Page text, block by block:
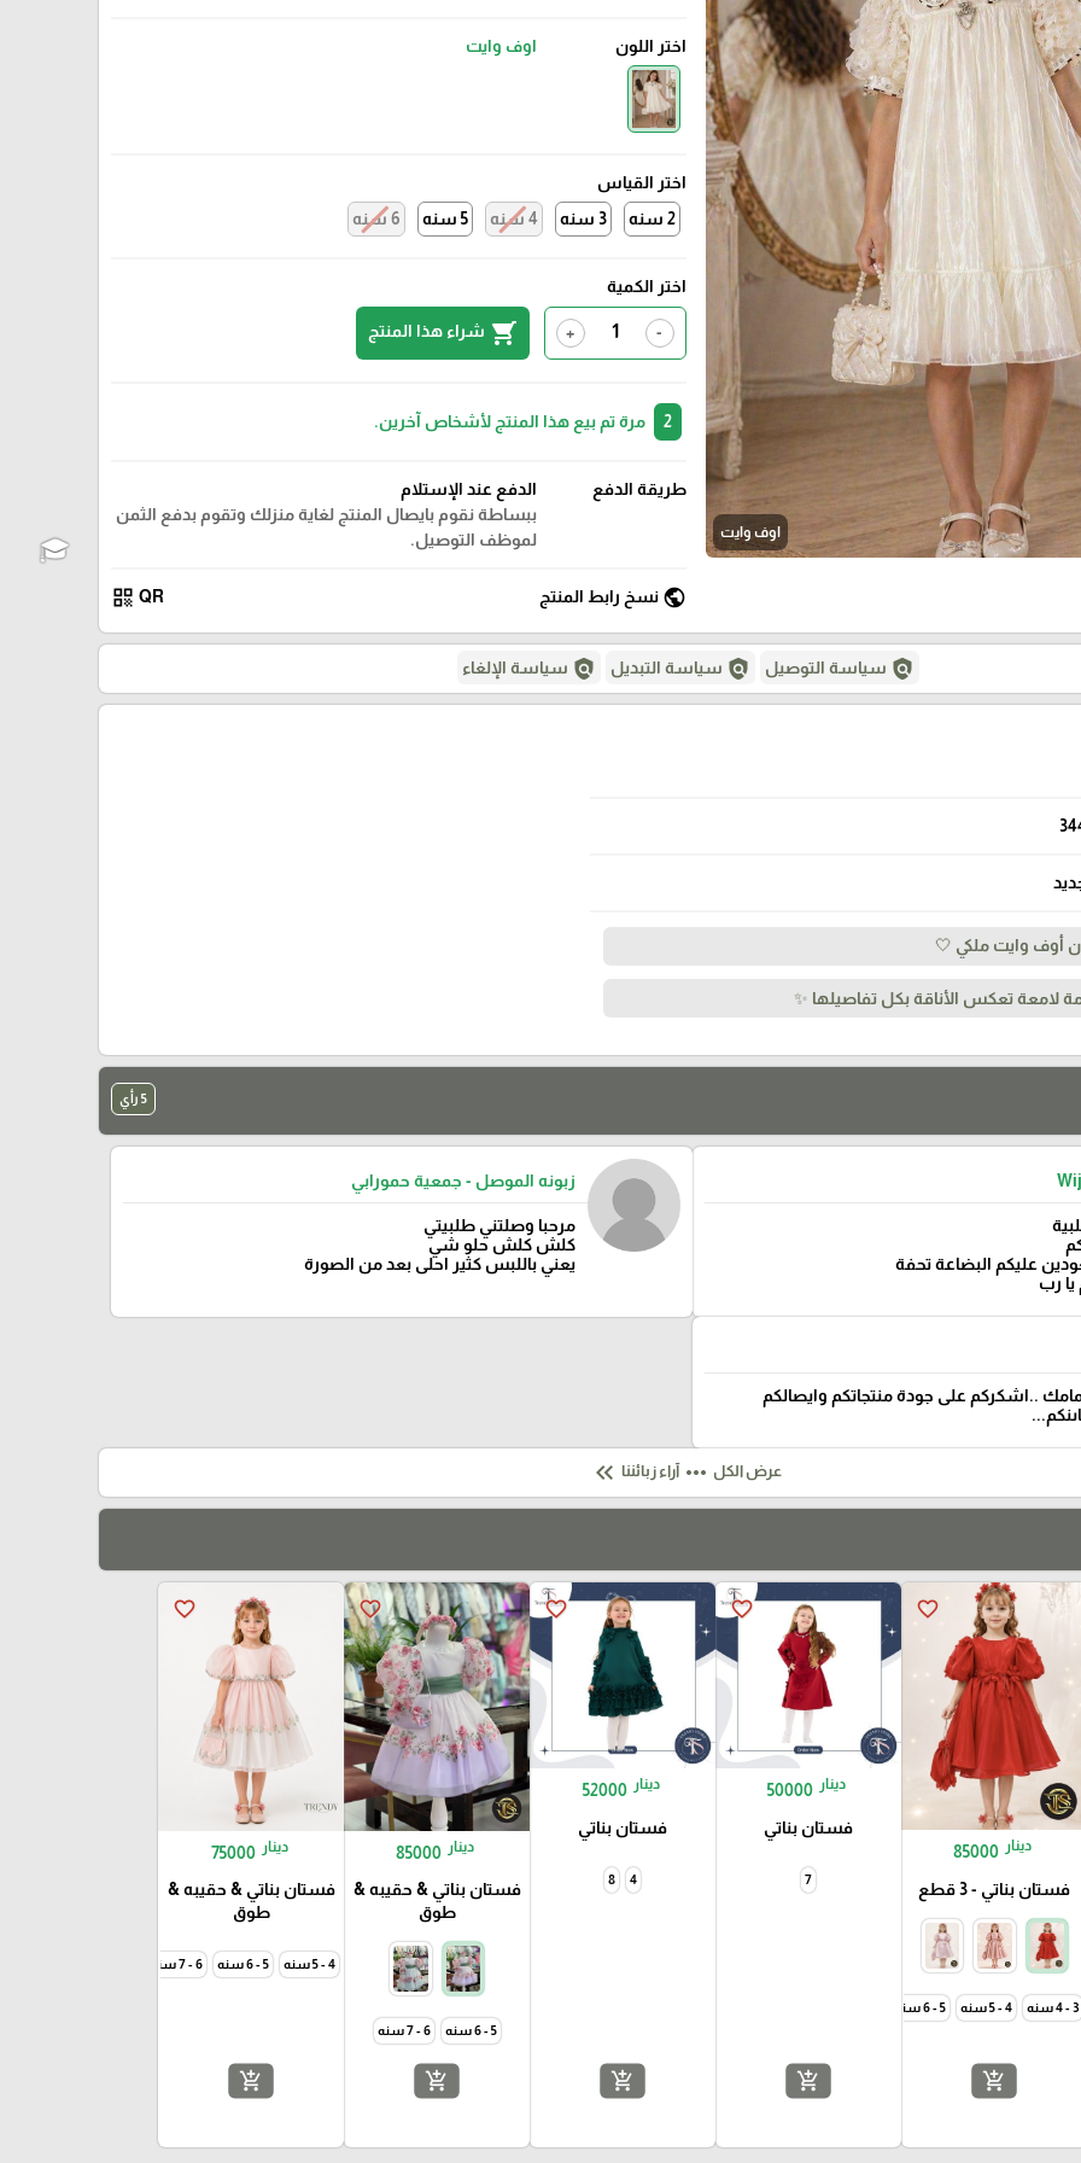
اوف وايت
اختر اللون اوف وايت
اختر القياس
2 سنه
3 سنه 4 سنه 5 سنه 6 سنه
اختر الكمية
-
+
shopping_cart شراء هذا المنتج
2 مرة تم بيع هذا المنتج لأشخاص آخرين.
طريقة الدفع
الدفع عند الإستلام
ببساطة نقوم بايصال المنتج لغاية منزلك وتقوم بدفع الثمن
لموظف التوصيل.
public نسخ رابط المنتج QR
qr_code
policy سياسة التوصيل policy سياسة التبديل policy سياسة الإلغاء
أوف وايت ملكي 🤍
لامعة تعكس الأناقة بكل تفاصيلها ✨
5 رأي
عليكم البضاعة تحفة
يا رب
زبونه الموصل - جمعية حمورابي
مرحبا وصلتني طلبيتي
كلش كلش حلو شي
يعني باللبس كثير احلى بعد من الصورة
..اشكركم على جودة منتجاتكم وايصالكم
عرض الكل more_horiz آراء زبائننا keyboard_double_arrow_left
8 - 9 سنه 9 - 10 سنه
favorite_border
85000 دينار
فستان بناتي - 3 قطع
3 - 4 سنه 4 - 5 سنه 5 - 6 سنه
add_shopping_cart
favorite_border
50000 دينار
فستان بناتي
7
add_shopping_cart
favorite_border
52000 دينار
فستان بناتي
4
8
add_shopping_cart
favorite_border
85000 دينار
فستان بناتي & حقيبه &
طوق
5 - 6 سنه 6 - 7 سنه
add_shopping_cart
favorite_border
75000 دينار
فستان بناتي & حقيبه &
طوق
4 - 5 سنه 5 - 6 سنه 6 - 7 سنه
add_shopping_cart